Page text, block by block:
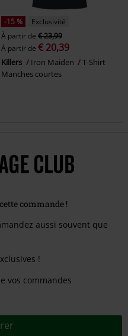
-15 %
Exclusivité
À partir de € 23,99
À partir de € 20,39
Killers Iron Maiden
T-Shirt
Manches courtes
commande !
aussi souvent que
!
vos commandes